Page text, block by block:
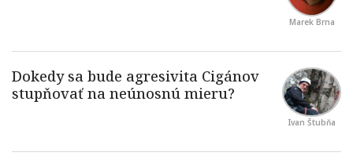
Marek Brna
Ivan Štubňa